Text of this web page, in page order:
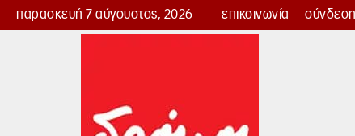
παρασκευή 7 αύγουστος, 2026 επικοινωνία σύνδεση
Δρόμος